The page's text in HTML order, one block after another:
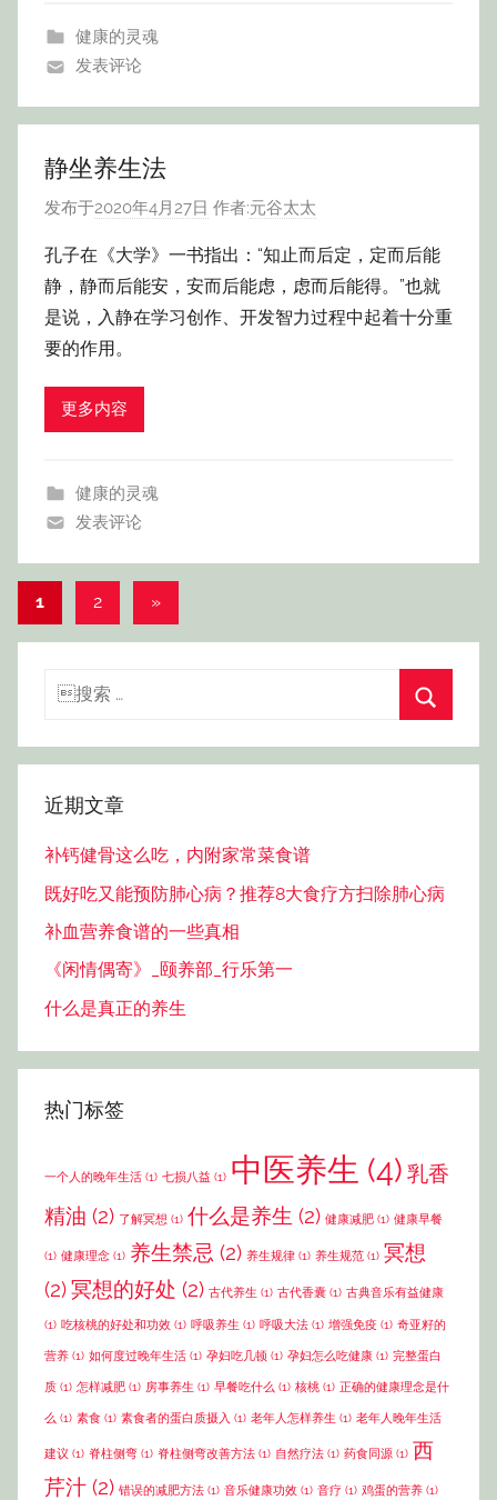
健康的灵魂
发表评论
静坐养生法
发布于2020年4月27日 作者:元谷太太
孔子在《大学》一书指出：“知止而后定，定而后能
静，静而后能安，安而后能虑，虑而后能得。”也就
是说，入静在学习创作、开发智力过程中起着十分重
要的作用。
更多内容
健康的灵魂
发表评论
文
章
1 2
下
»
搜
搜
近期文章
补钙健骨这么吃，内附家常菜食谱
既好吃又能预防肺心病？推荐8大食疗方扫除肺心病
补血营养食谱的一些真相
《闲情偶寄》_颐养部_行乐第一
什么是真正的养生
热门标签
一个人的晚年生活 (1) 七损八益 (1) 中医养生 (4) 乳香
精油 (2) 了解冥想 (1) 什么是养生 (2) 健康减肥 (1) 健康早餐
(1) 健康理念 (1) 养生禁忌 (2) 养生规律 (1) 养生规范 (1) 冥想
(2)冥想的好处 (2) 古代养生 (1) 古代香囊 (1) 古典音乐有益健康
(1) 吃核桃的好处和功效 (1) 呼吸养生 (1) 呼吸大法 (1) 增强免疫 (1) 奇亚籽的
营养 (1) 如何度过晚年生活 (1) 孕妇吃几顿 (1) 孕妇怎么吃健康 (1) 完整蛋白
质 (1) 怎样减肥 (1) 房事养生 (1) 早餐吃什么 (1) 核桃 (1) 正确的健康理念是什
么 (1) 素食 (1) 素食者的蛋白质摄入 (1) 老年人怎样养生 (1) 老年人晚年生活
建议 (1) 脊柱侧弯 (1) 脊柱侧弯改善方法 (1) 自然疗法 (1) 药食同源 (1) 西
芹汁 (2) 错误的减肥方法 (1) 音乐健康功效 (1) 音疗 (1) 鸡蛋的营养 (1)